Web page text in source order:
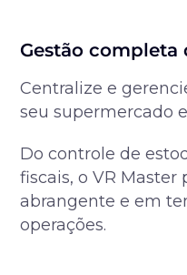
Gestão completa
Centralize e
seu supermercado
Do controle de
fiscais, o VR
abrangente e em
operações.